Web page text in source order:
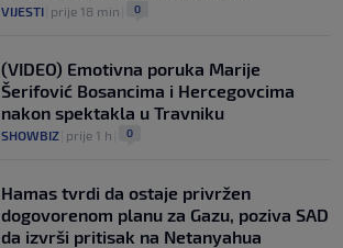
VIJESTI prije 18 min 0
(VIDEO) Emotivna poruka Marije
Šerifović Bosancima i Hercegovcima
nakon spektakla u Travniku
SHOWBIZ prije 1 h 0
Hamas tvrdi da ostaje privržen
dogovorenom planu za Gazu, poziva SAD
da izvrši pritisak na Netanyahua